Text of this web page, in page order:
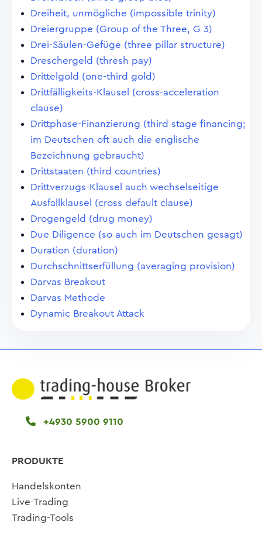
Dreiheit, unmögliche (impossible trinity)
Dreiergruppe (Group of the Three, G 3)
Drei-Säulen-Gefüge (three pillar structure)
Dreschergeld (thresh pay)
Drittelgold (one-third gold)
Drittfälligkeits-Klausel (cross-acceleration
clause)
Drittphase-Finanzierung (third stage financing;
im Deutschen oft auch die englische
Bezeichnung gebraucht)
Drittstaaten (third countries)
Drittverzugs-Klausel auch wechselseitige
Ausfallklausel (cross default clause)
Drogengeld (drug money)
Due Diligence (so auch im Deutschen gesagt)
Duration (duration)
Durchschnittserfüllung (averaging provision)
Darvas Breakout
Darvas Methode
Dynamic Breakout Attack
+4930 5900 9110
PRODUKTE
Handelskonten
Live-Trading
Trading-Tools